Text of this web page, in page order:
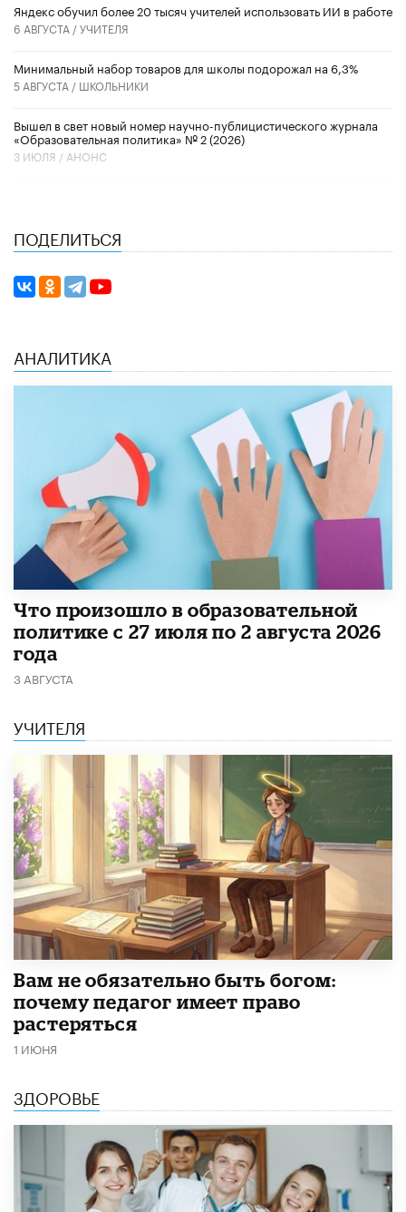
​Яндекс обучил более 20 тысяч учителей использовать ИИ в работе
6 АВГУСТА /УЧИТЕЛЯ
Минимальный набор товаров для школы подорожал на 6,3%
5 АВГУСТА / ШКОЛЬНИКИ
Вышел в свет новый номер научно-публицистического журнала
«Образовательная политика» № 2 (2026)
3 ИЮЛЯ / АНОНС
ПОДЕЛИТЬСЯ
АНАЛИТИКА
​Что произошло в образовательной
политике с 27 июля по 2 августа 2026
года
3 АВГУСТА
УЧИТЕЛЯ
​Вам не обязательно быть богом:
почему педагог имеет право
растеряться
1 ИЮНЯ
ЗДОРОВЬЕ